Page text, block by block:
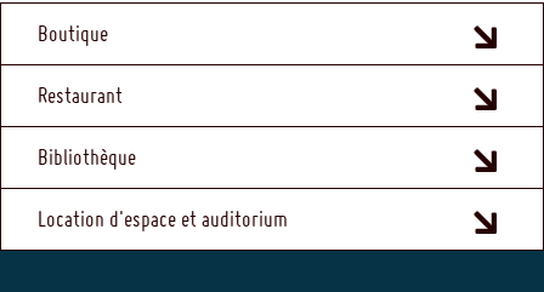
MENU
FOOTER
Boutique
Restaurant
Bibliothèque
Location d'espace et auditorium